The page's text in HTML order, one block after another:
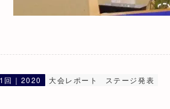
回｜2020 大会レポート ステージ発表